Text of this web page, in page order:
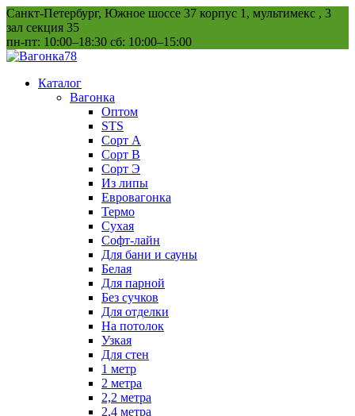
Перейти
к
содержанию
Санкт-Петербург, Южное шоссе 37 корпус 1, мультимекс , 3
зал секция 35
пн-пт: 10:00–18:30 сб: 10:00–15:00
Каталог
Вагонка
Оптом
STS
Сорт А
Сорт В
Сорт Э
Из липы
Евровагонка
Термо
Сухая
Софт-лайн
Для бани и сауны
Белая
Для парной
Без сучков
Для отделки
На потолок
Узкая
Для стен
1 метр
2 метра
2,2 метра
2,4 метра